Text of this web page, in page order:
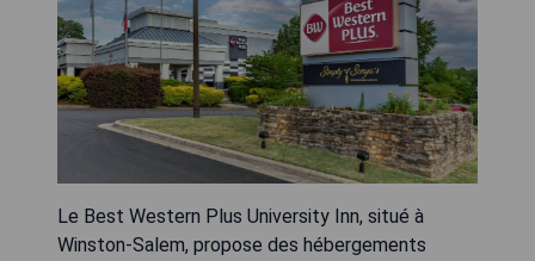
Le Best Western Plus University Inn, situé à
Winston-Salem, propose des hébergements